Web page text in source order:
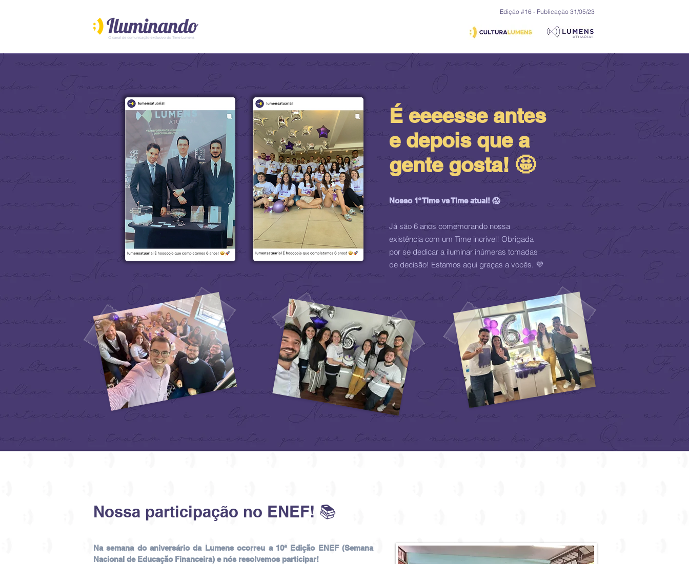
Edição #16 - Publicação 31/05/23
É eeeesse antes
e depois que a
gente gosta! 🤩
Nosso 1º Time vs Time atual! 😱
Já são 6 anos comemorando nossa
existência com um Time incrível! Obrigada
por se dedicar a iluminar inúmeras tomadas
de decisão! Estamos aqui graças a vocês. 💜
Nossa participação no ENEF! 📚
Na semana do aniversário da Lumens ocorreu a 10ª Edição ENEF (Semana
Nacional de Educação Financeira) e nós resolvemos participar!